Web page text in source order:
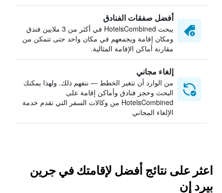
أفضل صفقات الفنادق
يبحث HotelsCombined في أكثر من 3 ملايين فندق
ومكان إقامة ويجمعهم في مكان واحد حتى تتمكن من
مقارنة أماكن الإقامة المثالية.
إلغاء مجاني
من الوارد أن تتغير الخطط — نتفهم ذلك. ولهذا يمكنك
البحث وحجز فنادق وأماكن إقامة على
HotelsCombined من وكالات السفر التي تقدم خدمة
الإلغاء المجاني
اعثر على نتائج أفضل لإقامتك في جرين
بيرد إن